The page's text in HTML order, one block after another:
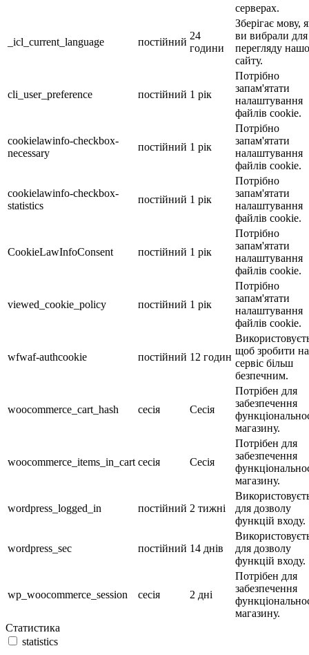
серверах.
_icl_current_language постійний
24
години
Зберігає мову,
ви вибрали для
перегляду
сайту.
cli_user_preference постійний 1 рік
Потрібно
запам'ятати
налаштування
файлів cookie.
cookielawinfo-checkbox-
necessary
постійний 1 рік
Потрібно
запам'ятати
налаштування
файлів cookie.
cookielawinfo-checkbox-
statistics
постійний 1 рік
Потрібно
запам'ятати
налаштування
файлів cookie.
CookieLawInfoConsent постійний 1 рік
Потрібно
запам'ятати
налаштування
файлів cookie.
viewed_cookie_policy постійний 1 рік
Потрібно
запам'ятати
налаштування
файлів cookie.
wfwaf-authcookie постійний 12 годин
щоб зробити
сервіс більш
безпечним.
woocommerce_cart_hash сесія Сесія
Потрібен для
забезпечення
магазину.
woocommerce_items_in_cart сесія Сесія
Потрібен для
забезпечення
магазину.
wordpress_logged_in постійний 2 тижні
для дозволу
функцій входу.
wordpress_sec постійний 14 днів
для дозволу
функцій входу.
wp_woocommerce_session сесія 2 дні
Потрібен для
забезпечення
магазину.
Статистика
statistics